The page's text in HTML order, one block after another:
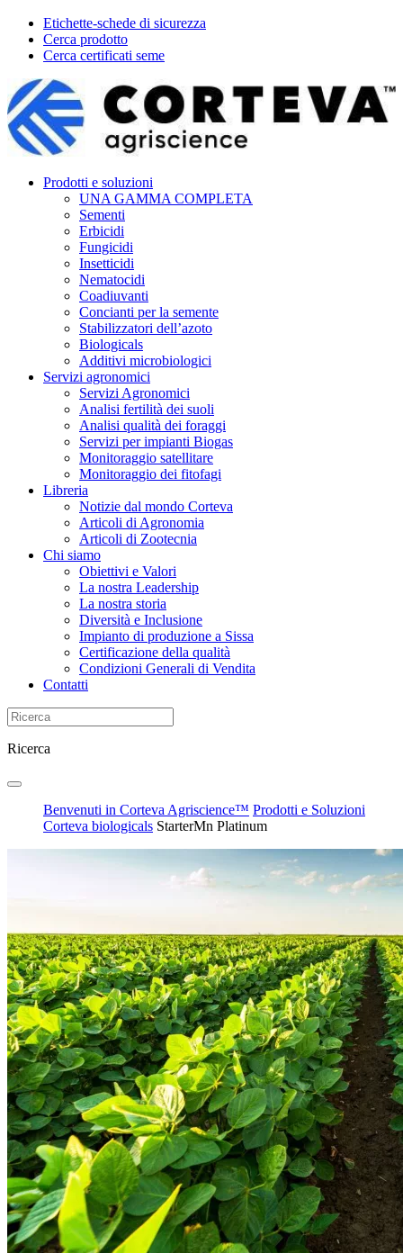
Etichette-schede di sicurezza
Cerca prodotto
Cerca certificati seme
Prodotti e soluzioni
UNA GAMMA COMPLETA
Sementi
Erbicidi
Fungicidi
Insetticidi
Nematocidi
Coadiuvanti
Concianti per la semente
Stabilizzatori dell’azoto
Biologicals
Additivi microbiologici
Servizi agronomici
Servizi Agronomici
Analisi fertilità dei suoli
Analisi qualità dei foraggi
Servizi per impianti Biogas
Monitoraggio satellitare
Monitoraggio dei fitofagi
Libreria
Notizie dal mondo Corteva
Articoli di Agronomia
Articoli di Zootecnia
Chi siamo
Obiettivi e Valori
La nostra Leadership
La nostra storia
Diversità e Inclusione
Impianto di produzione a Sissa
Certificazione della qualità
Condizioni Generali di Vendita
Contatti
Ricerca
Benvenuti in Corteva Agriscience™ Prodotti e Soluzioni
Corteva biologicals StarterMn Platinum